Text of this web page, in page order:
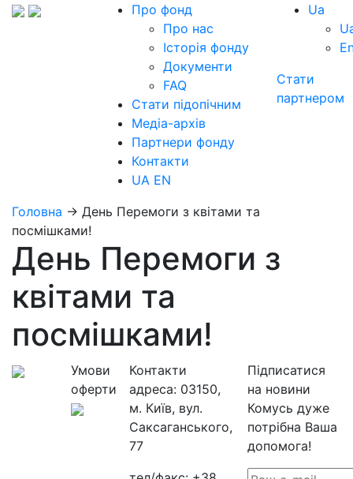
Про фонд
Про нас
Історія фонду
Документи
FAQ
Стати підопічним
Медіа-архів
Партнери фонду
Контакти
UA EN
Ua
Стати
партнером
Головна → День Перемоги з квітами та
посмішками!
День Перемоги з
квітами та
посмішками!
Умови
оферти
Контакти
адреса: 03150,
м. Київ, вул.
Саксаганського,
77
Підписатися
на новини
Комусь дуже
потрібна Ваша
допомога!